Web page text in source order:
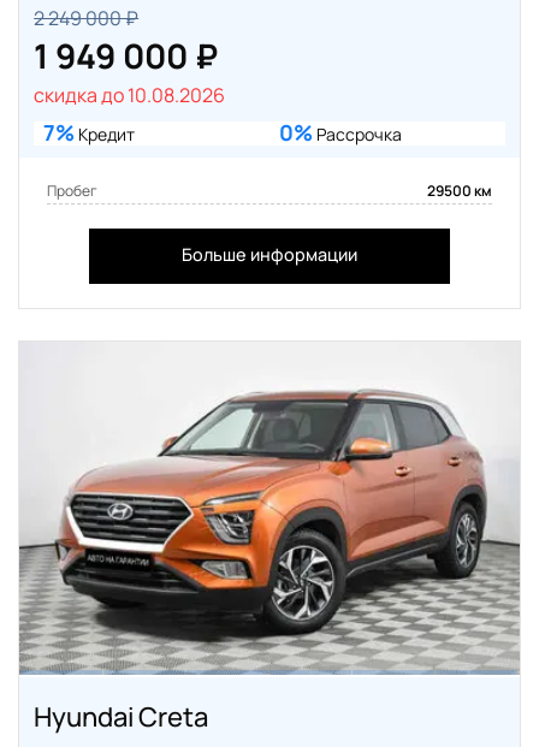
2 249 000 ₽
1 949 000 ₽
скидка до 10.08.2026
7% Кредит 0% Рассрочка
Пробег 29500 км
Больше информации
Hyundai Creta